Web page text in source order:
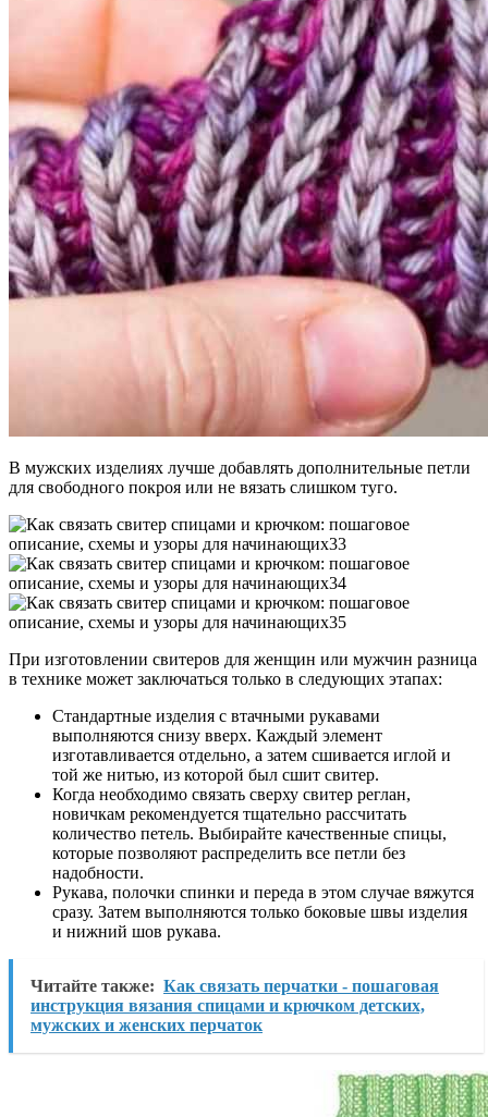
В мужских изделиях лучше добавлять дополнительные петли
для свободного покроя или не вязать слишком туго.
При изготовлении свитеров для женщин или мужчин разница
в технике может заключаться только в следующих этапах:
Стандартные изделия с втачными рукавами
выполняются снизу вверх. Каждый элемент
изготавливается отдельно, а затем сшивается иглой и
той же нитью, из которой был сшит свитер.
Когда необходимо связать сверху свитер реглан,
новичкам рекомендуется тщательно рассчитать
количество петель. Выбирайте качественные спицы,
которые позволяют распределить все петли без
надобности.
Рукава, полочки спинки и переда в этом случае вяжутся
сразу. Затем выполняются только боковые швы изделия
и нижний шов рукава.
Читайте также: Как связать перчатки - пошаговая
инструкция вязания спицами и крючком детских,
мужских и женских перчаток